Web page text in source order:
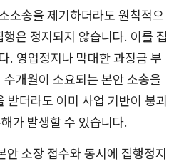
소송을 제기하더라도 원칙적으
은 정지되지 않습니다. 이를 집
. 영업정지나 막대한 과징금 부
개월이 소요되는 본안 소송을
받더라도 이미 사업 기반이 붕괴
가 발생할 수 있습니다.
안 소장 접수와 동시에 집행정지